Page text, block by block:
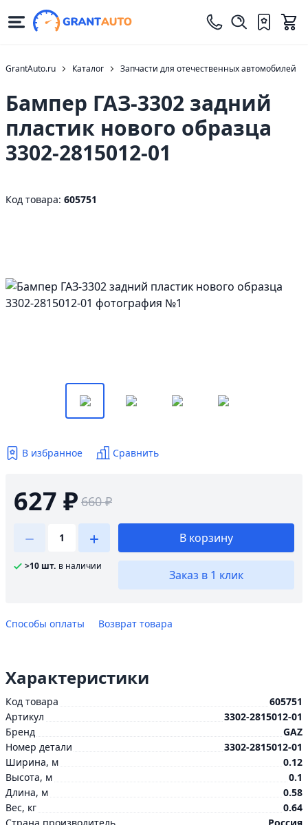
GrantAuto.ru Каталог Запчасти для отечественных автомобилей
Бампер ГАЗ-3302 задний
пластик нового образца
3302-2815012-01
Код товара: 605751
В избранное Сравнить
627 ₽ 660 ₽
>10 шт. в наличии
В корзину
Заказ в 1 клик
Способы оплаты Возврат товара
Характеристики
Код товара
605751
Артикул
3302-2815012-01
Бренд
GAZ
Номер детали
3302-2815012-01
Ширина, м
0.12
Высота, м
0.1
Длина, м
0.58
Вес, кг
0.64